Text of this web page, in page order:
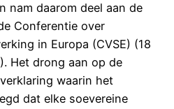
nam daarom deel aan de
Conferentie over
in Europa (CVSE) (18
Het drong aan op de
waarin het
dat elke soevereine